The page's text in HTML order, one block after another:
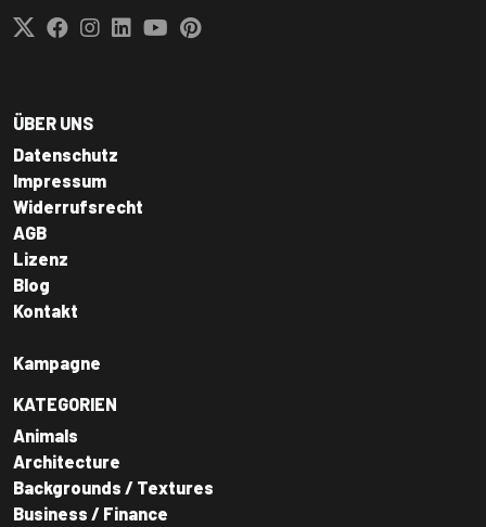
ÜBER UNS
Datenschutz
Impressum
Widerrufsrecht
AGB
Lizenz
Blog
Kontakt
Kampagne
KATEGORIEN
Animals
Architecture
Backgrounds / Textures
Business / Finance